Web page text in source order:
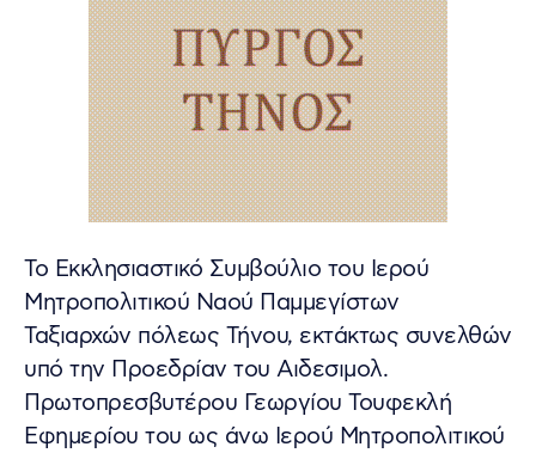
Το Εκκλησιαστικό Συμβούλιο του Ιερού
Μητροπολιτικού Ναού Παμμεγίστων
Ταξιαρχών πόλεως Τήνου, εκτάκτως συνελθών
υπό την Προεδρίαν του Αιδεσιμολ.
Πρωτοπρεσβυτέρου Γεωργίου Τουφεκλή
Εφημερίου του ως άνω Ιερού Μητροπολιτικού